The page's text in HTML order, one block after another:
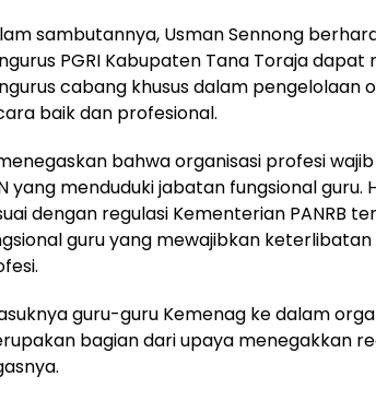
sambutannya, Usman Sennong
PGRI Kabupaten Tana Toraja
cabang khusus dalam pengelolaan
baik dan profesional.
bahwa organisasi profesi
yang menduduki jabatan fungsional guru.
dengan regulasi Kementerian PANRB
guru yang mewajibkan
guru-guru Kemenag ke dalam
bagian dari upaya menegakkan